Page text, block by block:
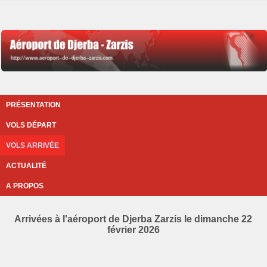
PRÉSENTATION
VOLS DÉPART
VOLS ARRIVÉE
ACTUALITÉ
A PROPOS
Arrivées à l'aéroport de Djerba Zarzis le dimanche 22
février 2026